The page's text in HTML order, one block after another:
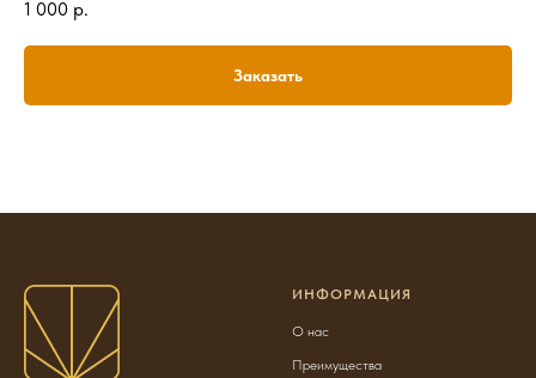
1 000 р.
Заказать
ИНФОРМАЦИЯ
О нас
Преимущества